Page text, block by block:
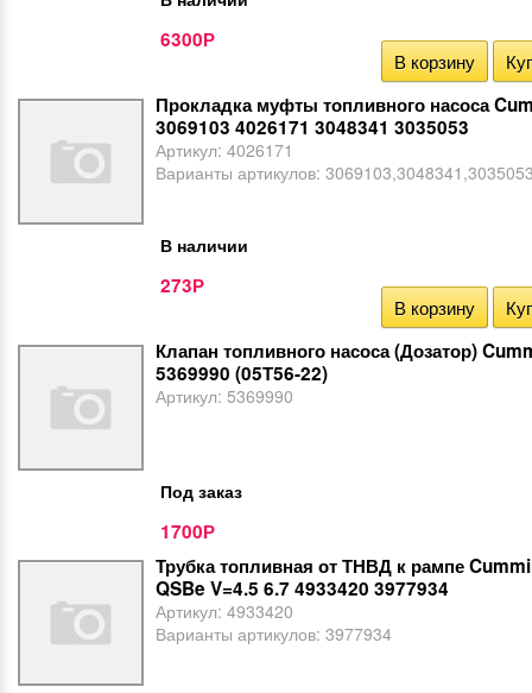
6300Р
В корзину
Прокладка муфты топливного насоса
3069103 4026171 3048341 3035053
Артикул: 4026171
Варианты артикулов:
В наличии
273Р
В корзину
Клапан топливного насоса (Дозатор)
5369990 (05Т56-22)
Артикул: 5369990
Под заказ
1700Р
Трубка топливная от ТНВД к рампе
QSBe V=4.5 6.7 4933420 3977934
Артикул: 4933420
Варианты артикулов: 3977934